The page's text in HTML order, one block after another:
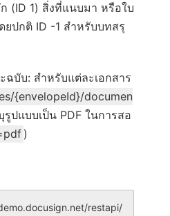
(ID 1) สิ่งที่แนบมา หรือใบ
ยปกติ ID -1 สำหรับบทสรุ
ฉบับ: สำหรับแต่ละเอกสาร
{envelopeId}/documen
รูปแบบเป็น PDF ในการสอ
)
restapi/